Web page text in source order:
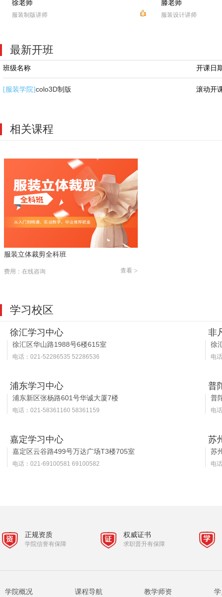
徐老师
服装制版讲师
滕老师
服装设计讲师
最新开班
班级名称 开课日
[服装学院]colo3D制版 滚动开
相关课程
服装立体裁剪全科班
查看 >
费用：在线咨询
学习校区
徐汇学习中心
徐汇区华山路1988号6楼615室
电话：021-52286535 52286536
非
徐
电
浦东学习中心
浦东新区张杨路601号华诚大厦7楼
电话：021-58361160 58361159
普
普
电
嘉定学习中心
嘉定区云谷路499号万达广场T3楼705室
电话：021-69100581 69100582
苏
苏
电
正规资质
学院信誉有保障
权威证书
求职晋升有保障
学院概况 课程导航 教学师资